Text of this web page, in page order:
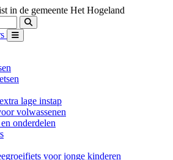
in de gemeente Het Hogeland
lage instap
volwassenen
onderdelen
voor jonge kinderen